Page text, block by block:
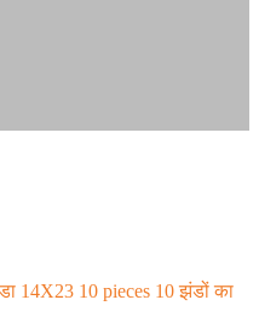
14X23 10 pieces 10 झंडों का